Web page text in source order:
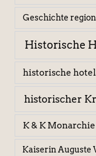
Geschichte
Historische
historische
historischer
K & K Monarchie
Kaiserin Auguste